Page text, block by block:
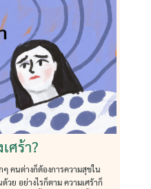
ศร้า?
ๆ คนต่างก็ต้องการความสุขใน
วย อย่างไรก็ตาม ความเศร้าก็